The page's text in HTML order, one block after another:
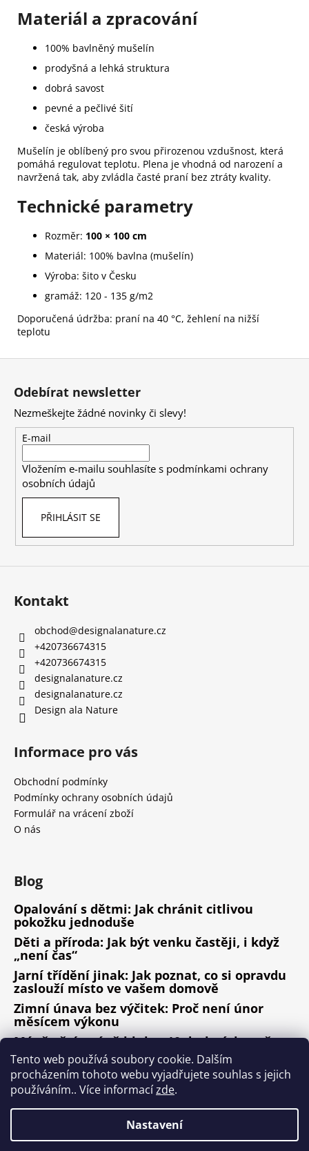
Tento web používá soubory cookie. Dalším
procházením tohoto webu vyjadřujete souhlas s jejich
používáním.. Více informacízde.
Nastavení
Materiál a zpracování
100% bavlněný mušelín
prodyšná a lehká struktura
dobrá savost
pevné a pečlivé šití
česká výroba
Mušelín je oblíbený pro svou přirozenou vzdušnost, která
pomáhá regulovat teplotu. Plena je vhodná od narození a
navržená tak, aby zvládla časté praní bez ztráty kvality.
Technické parametry
Rozměr: 100 × 100 cm
Materiál: 100% bavlna (mušelín)
Výroba: šito v Česku
gramáž: 120 - 135 g/m2
Doporučená údržba: praní na 40 °C, žehlení na nižší
teplotu
Odebírat newsletter
Nezmeškejte žádné novinky či slevy!
E-mail
Vložením e-mailu souhlasíte s podmínkami ochrany
osobních údajů
PŘIHLÁSIT SE
Kontakt
obchod@designalanature.cz
+420736674315
+420736674315
designalanature.cz
designalanature.cz
Design ala Nature
Informace pro vás
Obchodní podmínky
Podmínky ochrany osobních údajů
Formulář na vrácení zboží
O nás
Blog
Opalování s dětmi: Jak chránit citlivou
pokožku jednoduše
Děti a příroda: Jak být venku častěji, i když
„není čas“
Jarní třídění jinak: Jak poznat, co si opravdu
zaslouží místo ve vašem domově
Zimní únava bez výčitek: Proč není únor
měsícem výkonu
Méně věcí, méně hluku: 10 drobných změn,
které fungují
ARCHIV